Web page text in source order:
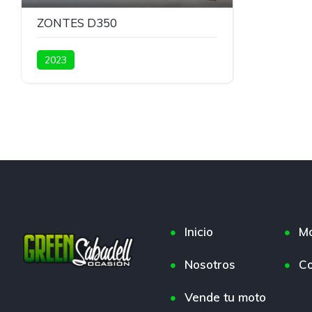
ZONTES D350
2023
Inicio
Nosotros
Vende tu moto